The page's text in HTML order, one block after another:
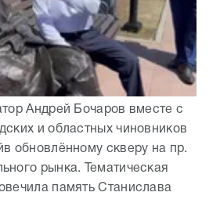
Андрей Бочаров вместе с
и областных чиновников
обновлённому скверу на пр.
рынка. Тематическая
память Станислава